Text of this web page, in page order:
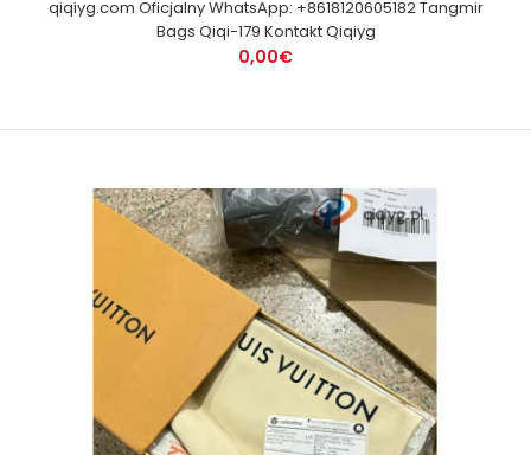
qiqiyg.com Oficjalny WhatsApp: +8618120605182 Tangmir
Bags Qiqi-179 Kontakt Qiqiyg
0,00€